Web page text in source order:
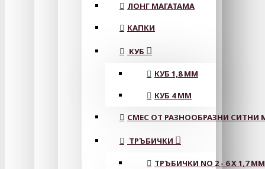
ЛОНГ МАГАТАМА
КАПКИ
КУБ
КУБ 1,8 ММ
КУБ 4 ММ
СМЕС ОТ РАЗНООБРАЗНИ СИТНИ
ТРЪБИЧКИ
ТРЪБИЧКИ NO 2 - 6 X 1,7 MM